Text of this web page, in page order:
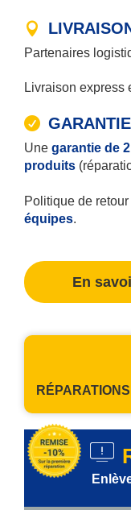
Partenaires
Livraison express
Une garantie de
produits
Politique de
équipes.
En
RÉPARATIONS